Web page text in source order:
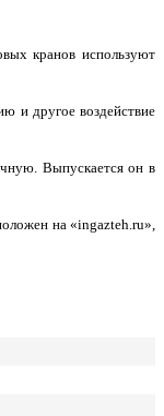
кранов используют
и другое воздействие
Выпускается он в
на«ingazteh.ru»,